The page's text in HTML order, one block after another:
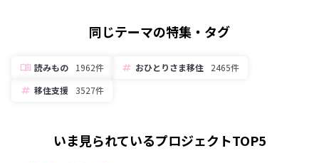
同じテーマの特集・タグ
読みもの 1962件 おひとりさま移住
2465件
移住支援 3527件
いま見られているプロジェクトTOP5